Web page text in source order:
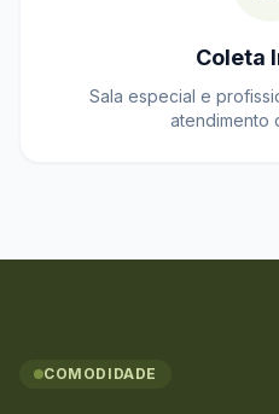
Coleta
Sala especial e
atendimento
COMODIDADE